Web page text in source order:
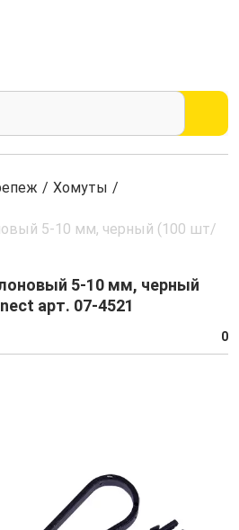
/ Хомуты /
5-10 мм, черный (100 шт/
5-10 мм, черный
арт. 07-4521
0